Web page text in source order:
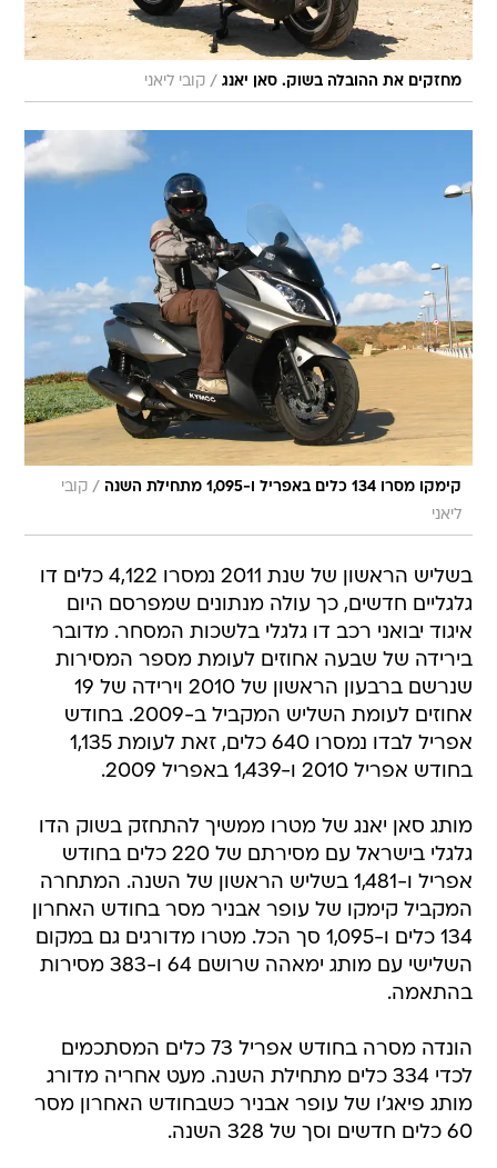
מחזקים את ההובלה בשוק. סאן יאנג / קובי ליאני
קימקו מסרו 134 כלים באפריל ו-1,095 מתחילת השנה / קובי
ליאני
בשליש הראשון של שנת 2011 נמסרו 4,122 כלים דו
גלגליים חדשים, כך עולה מנתונים שמפרסם היום
איגוד יבואני רכב דו גלגלי בלשכות המסחר. מדובר
בירידה של שבעה אחוזים לעומת מספר המסירות
שנרשם ברבעון הראשון של 2010 וירידה של 19
אחוזים לעומת השליש המקביל ב-2009. בחודש
אפריל לבדו נמסרו 640 כלים, זאת לעומת 1,135
בחודש אפריל 2010 ו-1,439 באפריל 2009.
מותג סאן יאנג של מטרו ממשיך להתחזק בשוק הדו
גלגלי בישראל עם מסירתם של 220 כלים בחודש
אפריל ו-1,481 בשליש הראשון של השנה. המתחרה
המקביל קימקו של עופר אבניר מסר בחודש האחרון
134 כלים ו-1,095 סך הכל. מטרו מדורגים גם במקום
השלישי עם מותג ימאהה שרושם 64 ו-383 מסירות
בהתאמה.
הונדה מסרה בחודש אפריל 73 כלים המסתכמים
לכדי 334 כלים מתחילת השנה. מעט אחריה מדורג
מותג פיאג'ו של עופר אבניר כשבחודש האחרון מסר
60 כלים חדשים וסך של 328 השנה.